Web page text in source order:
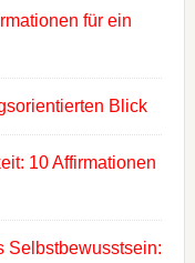
für ein
Blick
10 Affirmationen
Selbstbewusstsein: